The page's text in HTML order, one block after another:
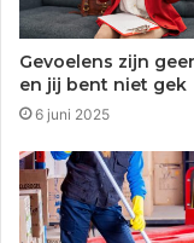
Gevoelens zijn
en jij bent niet gek
6 juni 2025